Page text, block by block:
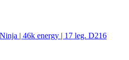
| 46k energy | 17 leg. D216